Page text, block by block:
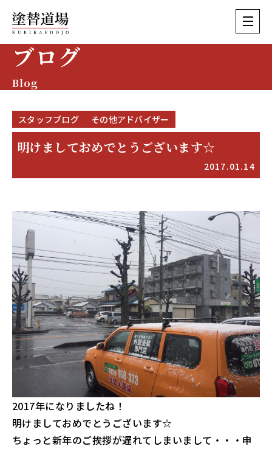
ブログ
Blog
スタッフブログ その他アドバイザー
明けましておめでとうございます☆
2017.01.14
2017年になりましたね！
明けましておめでとうございます☆
ちょっと新年のご挨拶が遅れてしまいまして・・・申